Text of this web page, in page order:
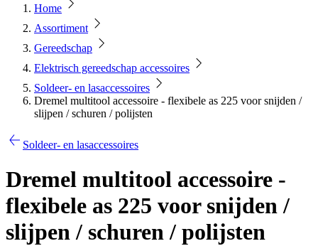
Home
Assortiment
Gereedschap
Elektrisch gereedschap accessoires
Soldeer- en lasaccessoires
Dremel multitool accessoire - flexibele as 225 voor snijden /
slijpen / schuren / polijsten
Soldeer- en lasaccessoires
Dremel multitool accessoire -
flexibele as 225 voor snijden /
slijpen / schuren / polijsten